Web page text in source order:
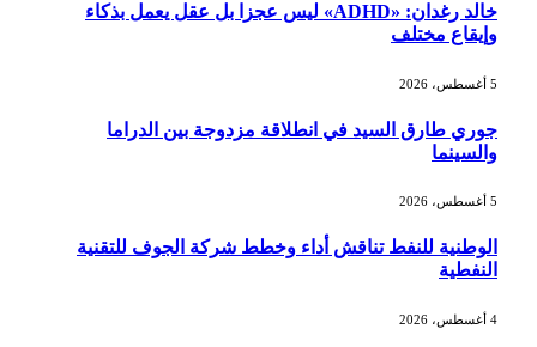
خالد رغدان: «ADHD» ليس عجزا بل عقل يعمل بذكاء
وإيقاع مختلف
جوري طارق السيد في انطلاقة مزدوجة بين الدراما
والسينما
الوطنية للنفط تناقش أداء وخطط شركة الجوف للتقنية
النفطية